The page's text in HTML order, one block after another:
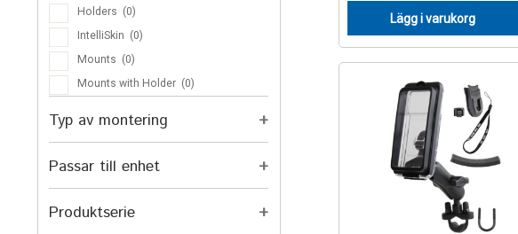
Lägg i varukorg
Holders (0)
IntelliSkin (0)
Mounts (0)
Mounts with Holder (0)
Typ av montering +
Passar till enhet +
Produktserie +